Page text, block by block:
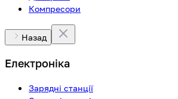
Компресори
Назад
Електроніка
Зарядні станції